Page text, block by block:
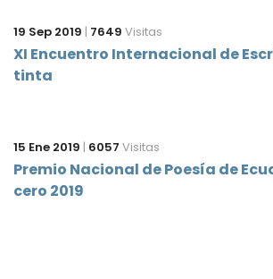
19 Sep 2019 | 7649 Visitas
XI Encuentro Internacional de
tinta
15 Ene 2019 | 6057 Visitas
Premio Nacional de Poesía de
cero 2019